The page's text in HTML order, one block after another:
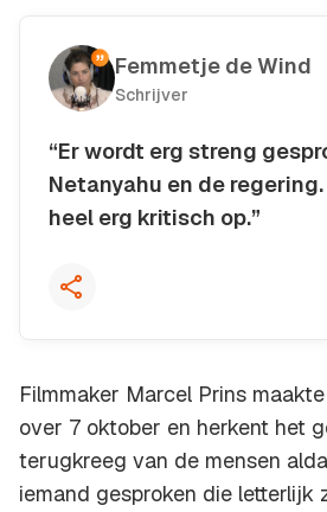
Femmetje de Wind
Schrijver
“Er wordt erg streng
Netanyahu en de
heel erg kritisch op.”
Kopieer quote
Filmmaker Marcel Prins
over 7 oktober en herkent het
terugkreeg van de mensen
iemand gesproken die letterlijk